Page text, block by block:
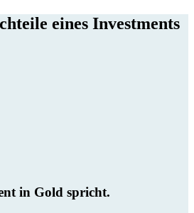
eines Investments
in Gold spricht.